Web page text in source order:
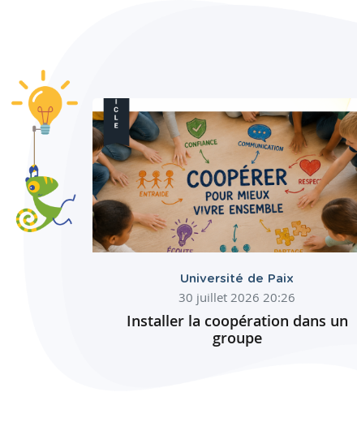
Université de Paix
30 juillet 2026 20:26
Installer la coopération dans un
groupe